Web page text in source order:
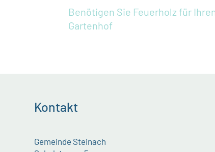
Benötigen Sie Feuerholz für
Gartenhof
Kontakt
Gemeinde Steinach